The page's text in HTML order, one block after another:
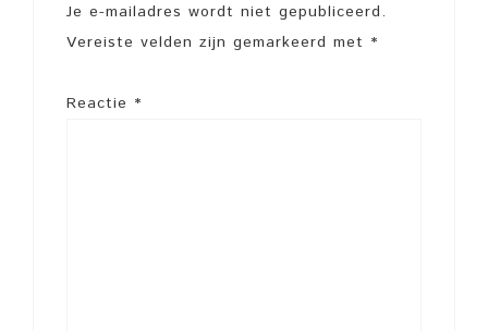
Je e-mailadres wordt niet gepubliceerd.
Vereiste velden zijn gemarkeerd met *
Reactie *